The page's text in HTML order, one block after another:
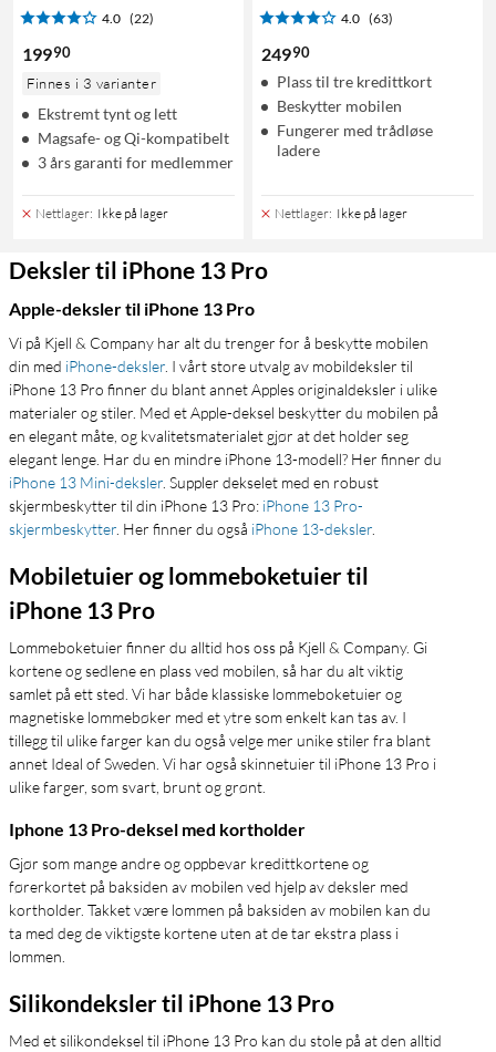
4.0 (22)
19990
Finnes i 3 varianter
Ekstremt tynt og lett
Magsafe- og Qi-kompatibelt
3 års garanti for medlemmer
Nettlager: Ikke på lager
4.0 (63)
24990
Plass til tre kredittkort
Beskytter mobilen
Fungerer med trådløse
ladere
Nettlager: Ikke på lager
Deksler til iPhone 13 Pro
Apple-deksler til iPhone 13 Pro
Vi på Kjell & Company har alt du trenger for å beskytte mobilen
din med iPhone-deksler . I vårt store utvalg av mobildeksler til
iPhone 13 Pro finner du blant annet Apples originaldeksler i ulike
materialer og stiler. Med et Apple-deksel beskytter du mobilen på
en elegant måte, og kvalitetsmaterialet gjør at det holder seg
elegant lenge. Har du en mindre iPhone 13-modell? Her finner du
iPhone 13 Mini-deksler . Suppler dekselet med en robust
skjermbeskytter til din iPhone 13 Pro: iPhone 13 Pro-
skjermbeskytter . Her finner du også iPhone 13-deksler
Mobiletuier og lommeboketuier til
iPhone 13 Pro
Lommeboketuier finner du alltid hos oss på Kjell & Company. Gi
kortene og sedlene en plass ved mobilen, så har du alt viktig
samlet på ett sted. Vi har både klassiske lommeboketuier og
magnetiske lommebøker med et ytre som enkelt kan tas av. I
tillegg til ulike farger kan du også velge mer unike stiler fra blant
annet Ideal of Sweden. Vi har også skinnetuier til iPhone 13 Pro i
ulike farger, som svart, brunt og grønt.
Iphone 13 Pro-deksel med kortholder
Gjør som mange andre og oppbevar kredittkortene og
førerkortet på baksiden av mobilen ved hjelp av deksler med
kortholder. Takket være lommen på baksiden av mobilen kan du
ta med deg de viktigste kortene uten at de tar ekstra plass i
lommen.
Silikondeksler til iPhone 13 Pro
Med et silikondeksel til iPhone 13 Pro kan du stole på at den alltid